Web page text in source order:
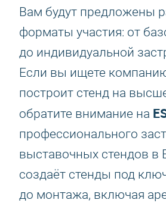
Вам будут предложены
форматы участия: от
до индивидуальной
Если вы ищете
построит стенд на
обратите внимание на
профессионального
выставочных стендов в
создаёт стенды под
до монтажа, включая